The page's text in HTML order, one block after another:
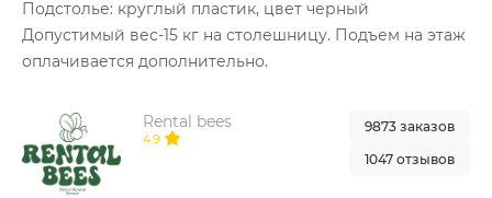
Подстолье: круглый пластик, цвет черный
Допустимый вес-15 кг на столешницу. Подъем на этаж
оплачивается дополнительно.
Rental bees
4.9
9873 заказов
1047 отзывов